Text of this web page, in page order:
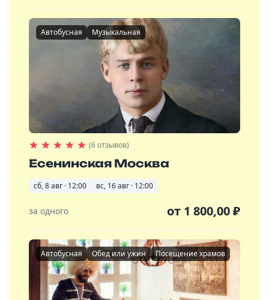
Автобусная Музыкальная
(6 отзывов)
Есенинская Москва
сб, 8 авг · 12:00 вс, 16 авг · 12:00
за одного от 1 800,00₽
Автобусная Обед или ужин Посещение храмов